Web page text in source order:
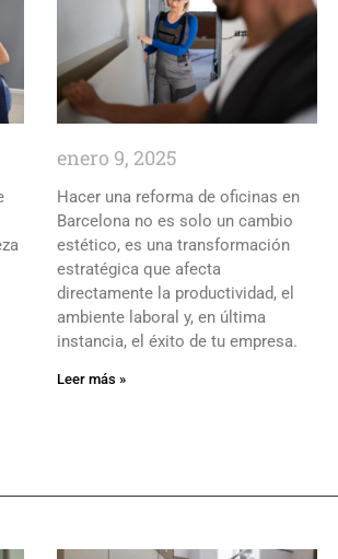
enero 9, 2025
Hacer una reforma de oficinas en
Barcelona no es solo un cambio
estético, es una transformación
estratégica que afecta
directamente la productividad, el
ambiente laboral y, en última
instancia, el éxito de tu empresa.
Leer más »